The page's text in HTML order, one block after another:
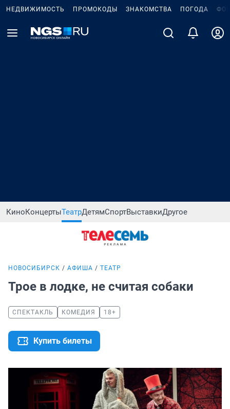
НЕДВИЖИМОСТЬ ПРОМОКОДЫ ЗНАКОМСТВА ПОГОДА
КиноКонцертыТеатрДетямСпортВыставкиДругое
НОВОСИБИРСК АФИША ТЕАТР
Трое в лодке, не считая собаки
СПЕКТАКЛЬ КОМЕДИЯ 18+
Купить билеты